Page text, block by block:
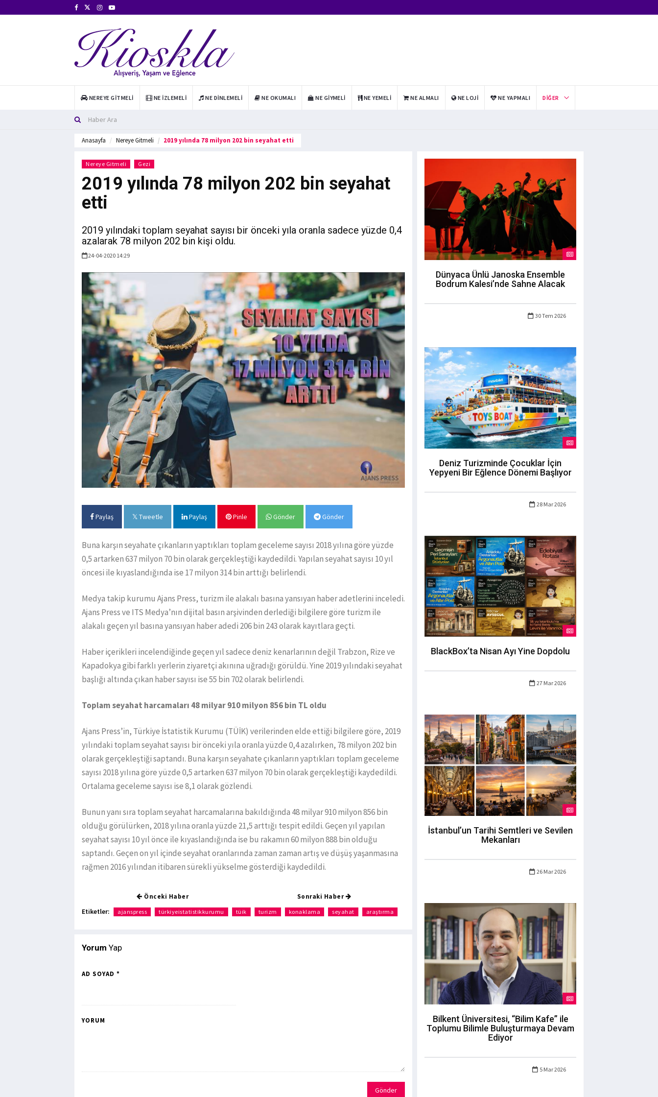
NEREYE GITMELI NE İZLEMELI NE DINLEMELI NE OKUMALI NE GIYMELI NE YEMELI NE ALMALI NE LOJI NE YAPMALI DIĞER
Anasayfa Nereye Gitmeli 2019 yılında 78 milyon 202 bin seyahat etti
Nereye Gitmeli Gezi
2019 yılında 78 milyon 202 bin seyahat
etti
2019 yılındaki toplam seyahat sayısı bir önceki yıla oranla sadece yüzde 0,4
azalarak 78 milyon 202 bin kişi oldu.
24-04-2020 14:29
Paylaş Tweetle Paylaş Pinle Gönder Gönder
Buna karşın seyahate çıkanların yaptıkları toplam geceleme sayısı 2018 yıIına göre yüzde
0,5 artarken 637 milyon 70 bin olarak gerçekleştiği kaydedildi. Yapılan seyahat sayısı 10 yıl
öncesi ile kıyaslandığında ise 17 milyon 314 bin arttığı belirlendi.
Medya takip kurumu Ajans Press, turizm ile alakalı basına yansıyan haber adetlerini inceledi.
Ajans Press ve ITS Medya’nın dijital basın arşivinden derlediği bilgilere göre turizm ile
alakalı geçen yıl basına yansıyan haber adedi 206 bin 243 olarak kayıtlara geçti.
Haber içerikleri incelendiğinde geçen yıl sadece deniz kenarlarının değil Trabzon, Rize ve
Kapadokya gibi farklı yerlerin ziyaretçi akınına uğradığı görüldü. Yine 2019 yılındaki seyahat
başlığı altında çıkan haber sayısı ise 55 bin 702 olarak belirlendi.
Toplam seyahat harcamaları 48 milyar 910 milyon 856 bin TL oldu
Ajans Press’in, Türkiye İstatistik Kurumu (TÜİK) verilerinden elde ettiği bilgilere göre, 2019
yılındaki toplam seyahat sayısı bir önceki yıla oranla yüzde 0,4 azalırken, 78 milyon 202 bin
olarak gerçekleştiği saptandı. Buna karşın seyahate çıkanların yaptıkları toplam geceleme
sayısı 2018 yıIına göre yüzde 0,5 artarken 637 milyon 70 bin olarak gerçekleştiği kaydedildi.
Ortalama geceleme sayısı ise 8,1 olarak gözlendi.
Bunun yanı sıra toplam seyahat harcamalarına bakıldığında 48 milyar 910 milyon 856 bin
olduğu görülürken, 2018 yılına oranla yüzde 21,5 arttığı tespit edildi. Geçen yıl yapılan
seyahat sayısı 10 yıl önce ile kıyaslandığında ise bu rakamın 60 milyon 888 bin olduğu
saptandı. Geçen on yıl içinde seyahat oranlarında zaman zaman artış ve düşüş yaşanmasına
rağmen 2016 yılından itibaren sürekli yükselme gösterdiği kaydedildi.
Önceki Haber Sonraki Haber
Etiketler: ajanspress türkiyeistatistikkurumu tüik turizm konaklama seyahat araştırma
Yorum Yap
AD SOYAD *
YORUM
Gönder
Dünyaca Ünlü Janoska Ensemble
Bodrum Kalesi’nde Sahne Alacak
30 Tem 2026
Deniz Turizminde Çocuklar İçin
Yepyeni Bir Eğlence Dönemi Başlıyor
28 Mar 2026
BlackBox’ta Nisan Ayı Yine Dopdolu
27 Mar 2026
İstanbul’un Tarihi Semtleri ve Sevilen
Mekanları
26 Mar 2026
Bilkent Üniversitesi, “Bilim Kafe” ile
Toplumu Bilimle Buluşturmaya Devam
Ediyor
5 Mar 2026